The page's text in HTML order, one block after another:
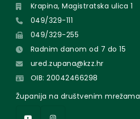
Krapina, Magistratska ulica 1
049/329-111
049/329-255
Radnim danom od 7 do 15
ured.zupana@kzz.hr
OIB: 20042466298
Županija na društvenim mrežama